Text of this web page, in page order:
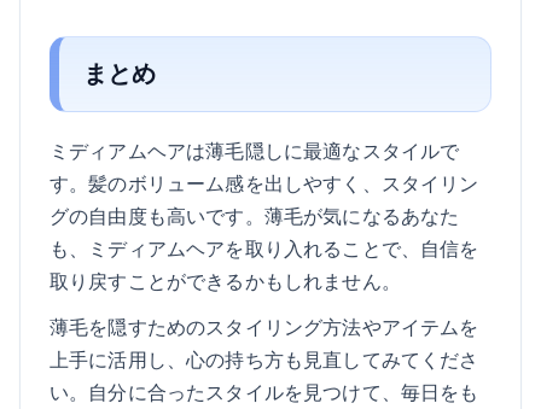
まとめ
ミディアムヘアは薄毛隠しに最適なスタイルで
す。髪のボリューム感を出しやすく、スタイリン
グの自由度も高いです。薄毛が気になるあなた
も、ミディアムヘアを取り入れることで、自信を
取り戻すことができるかもしれません。
薄毛を隠すためのスタイリング方法やアイテムを
上手に活用し、心の持ち方も見直してみてくださ
い。自分に合ったスタイルを見つけて、毎日をも